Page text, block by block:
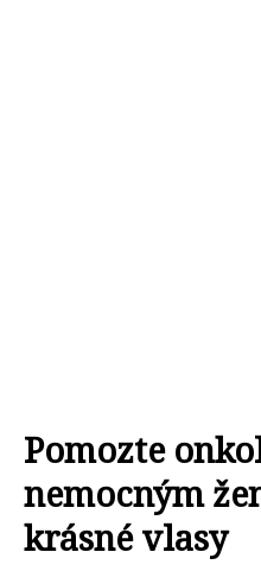
Pomozte
nemocným
krásné vlasy